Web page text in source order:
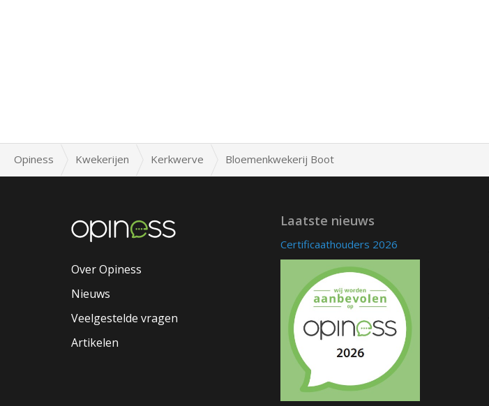
Opiness Kwekerijen Kerkwerve Bloemenkwekerij Boot
Over Opiness
Nieuws
Veelgestelde vragen
Artikelen
Laatste nieuws
Certificaathouders 2026